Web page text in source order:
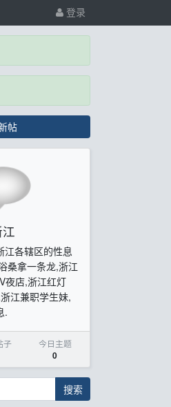
登录
帖
江各辖区的性息
桑拿一条龙,浙江
夜店,浙江红灯
江兼职学生妹,
.
子
今日主题
0
搜索